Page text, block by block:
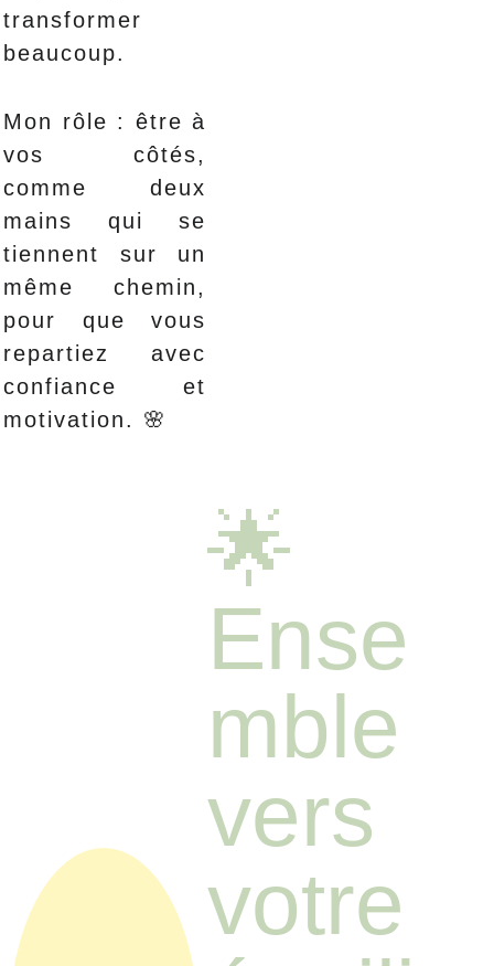
transformer
beaucoup.
Mon rôle : être à
vos côtés,
comme deux
mains qui se
tiennent sur un
même chemin,
pour que vous
repartiez avec
confiance et
motivation. 🌸
🌟
Ense
mble
vers
votre